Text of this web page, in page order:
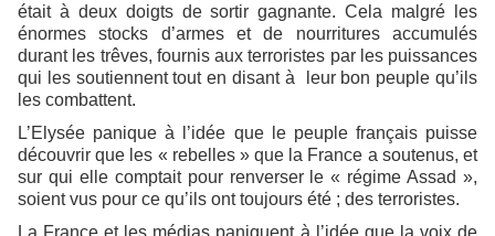
était à deux doigts de sortir gagnante. Cela malgré les
énormes stocks d’armes et de nourritures accumulés
durant les trêves, fournis aux terroristes par les puissances
qui les soutiennent tout en disant à leur bon peuple qu’ils
les combattent.
L’Elysée panique à l’idée que le peuple français puisse
découvrir que les « rebelles » que la France a soutenus, et
sur qui elle comptait pour renverser le « régime Assad »,
soient vus pour ce qu’ils ont toujours été ; des terroristes.
La France et les médias paniquent à l’idée que la voix de